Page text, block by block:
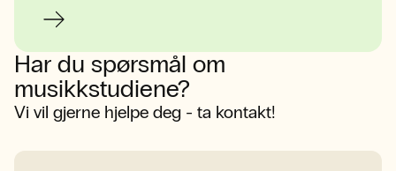
Har du spørsmål om
musikkstudiene?
Vi vil gjerne hjelpe deg - ta kontakt!